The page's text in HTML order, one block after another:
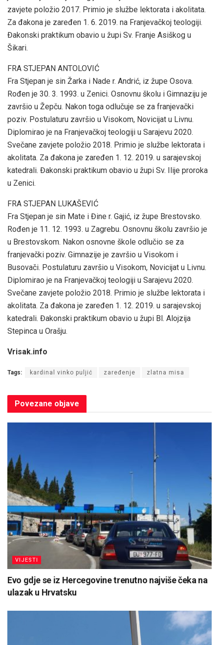
zavjete položio 2017. Primio je službe lektorata i akolitata.
Za đakona je zaređen 1. 6. 2019. na Franjevačkoj teologiji.
Đakonski praktikum obavio u župi Sv. Franje Asiškog u
Šikari.
FRA STJEPAN ANTOLOVIĆ
Fra Stjepan je sin Žarka i Nade r. Andrić, iz župe Osova.
Rođen je 30. 3. 1993. u Zenici. Osnovnu školu i Gimnaziju je
završio u Žepču. Nakon toga odlučuje se za franjevački
poziv. Postulaturu završio u Visokom, Novicijat u Livnu.
Diplomirao je na Franjevačkoj teologiji u Sarajevu 2020.
Svečane zavjete položio 2018. Primio je službe lektorata i
akolitata. Za đakona je zaređen 1. 12. 2019. u sarajevskoj
katedrali. Đakonski praktikum obavio u župi Sv. Ilije proroka
u Zenici.
FRA STJEPAN LUKAŠEVIĆ
Fra Stjepan je sin Mate i Đine r. Gajić, iz župe Brestovsko.
Rođen je 11. 12. 1993. u Zagrebu. Osnovnu školu završio je
u Brestovskom. Nakon osnovne škole odlučio se za
franjevački poziv. Gimnazije je završio u Visokom i
Busovači. Postulaturu završio u Visokom, Novicijat u Livnu.
Diplomirao je na Franjevačkoj teologiji u Sarajevu 2020.
Svečane zavjete položio 2018. Primio je službe lektorata i
akolitata. Za đakona je zaređen 1. 12. 2019. u sarajevskoj
katedrali. Đakonski praktikum obavio u župi Bl. Alojzija
Stepinca u Orašju.
Vrisak.info
Tags: kardinal vinko puljić zaređenje zlatna misa
Povezane objave
VIJESTI
Evo gdje se iz Hercegovine trenutno najviše čeka na
ulazak u Hrvatsku